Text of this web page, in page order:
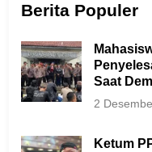
Berita Populer
Saat
2
Ketum